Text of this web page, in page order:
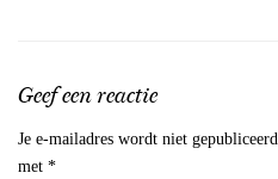
Geef een reactie
Je e-mailadres wordt niet gepubliceerd.
met *